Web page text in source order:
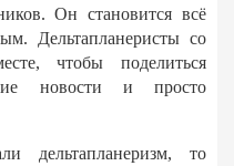
Он становится всё
Дельтапланеристы со
чтобы поделиться
новости и просто
дельтапланеризм, то